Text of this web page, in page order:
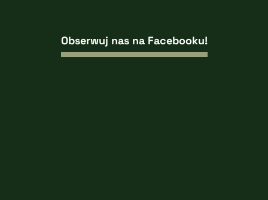
Obserwuj nas na Facebooku!